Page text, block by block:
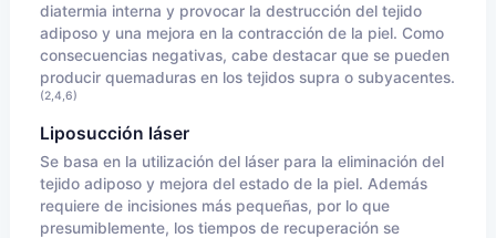
diatermia interna y provocar la destrucción del tejido
adiposo y una mejora en la contracción de la piel. Como
consecuencias negativas, cabe destacar que se pueden
producir quemaduras en los tejidos supra o subyacentes.
(2,4,6)
Liposucción láser
Se basa en la utilización del láser para la eliminación del
tejido adiposo y mejora del estado de la piel. Además
requiere de incisiones más pequeñas, por lo que
presumiblemente, los tiempos de recuperación se